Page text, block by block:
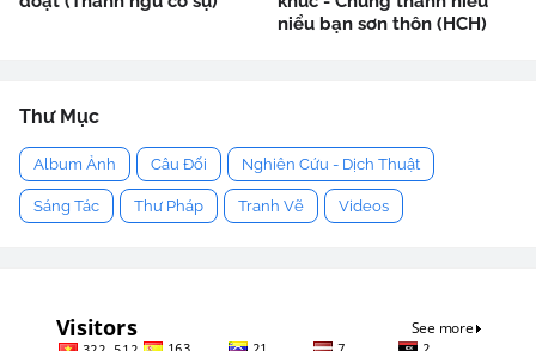
niểu bạn sơn thôn (HCH)
Thư Mục
Album Ảnh Câu Đối Nghiên Cứu - Dịch Thuật
Sáng Tác Thư Pháp Tranh Vẽ Videos